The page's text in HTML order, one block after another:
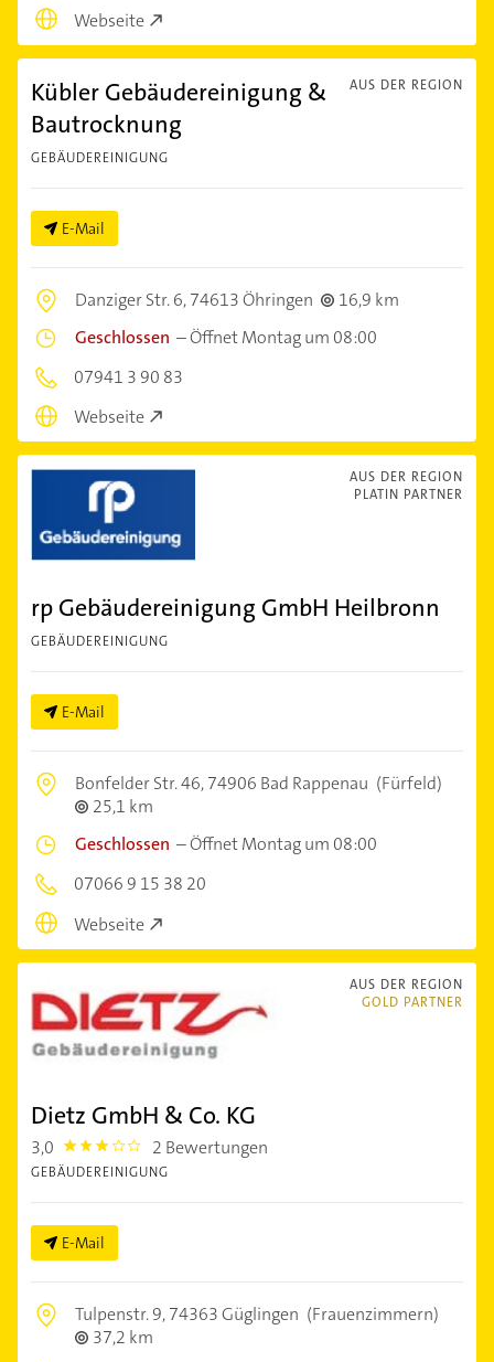
Webseite
AUS DER REGION
Kübler Gebäudereinigung &
Bautrocknung
GEBÄUDEREINIGUNG
E-Mail
Danziger Str. 6,74613 Öhringen
16,9 km
Geschlossen –Öffnet Montag um 08:00
07941 3 90 83
Webseite
AUS DER REGION
PLATIN PARTNER
rp Gebäudereinigung GmbH Heilbronn
GEBÄUDEREINIGUNG
E-Mail
Bonfelder Str. 46,74906 Bad Rappenau (Fürfeld)
25,1 km
Geschlossen –Öffnet Montag um 08:00
07066 9 15 38 20
Webseite
AUS DER REGION
GOLD PARTNER
Dietz GmbH & Co. KG
3,0 3.0 2 Bewertungen
GEBÄUDEREINIGUNG
E-Mail
Tulpenstr. 9,74363 Güglingen (Frauenzimmern)
37,2 km